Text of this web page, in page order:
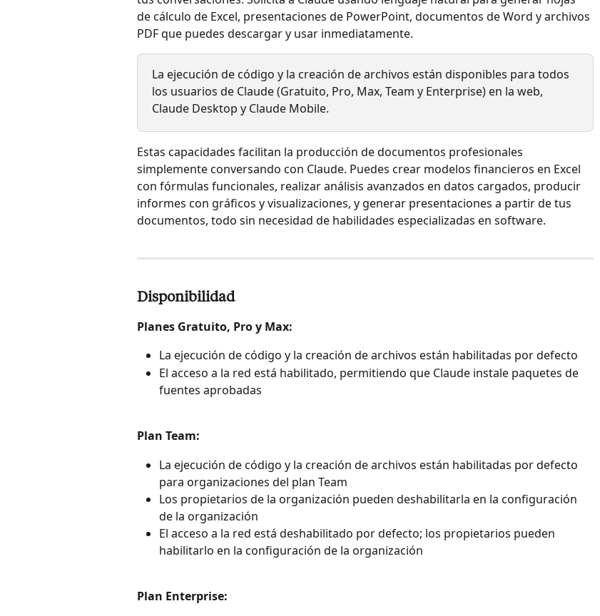
de cálculo de Excel, presentaciones de PowerPoint, documentos de Word y archivos
PDF que puedes descargar y usar inmediatamente.
La ejecución de código y la creación de archivos están disponibles para todos
los usuarios de Claude (Gratuito, Pro, Max, Team y Enterprise) en la web,
Claude Desktop y Claude Mobile.
Estas capacidades facilitan la producción de documentos profesionales
simplemente conversando con Claude. Puedes crear modelos financieros en Excel
con fórmulas funcionales, realizar análisis avanzados en datos cargados, producir
informes con gráficos y visualizaciones, y generar presentaciones a partir de tus
documentos, todo sin necesidad de habilidades especializadas en software.
Disponibilidad
Planes Gratuito, Pro y Max:
La ejecución de código y la creación de archivos están habilitadas por defecto
El acceso a la red está habilitado, permitiendo que Claude instale paquetes de
fuentes aprobadas
Plan Team:
La ejecución de código y la creación de archivos están habilitadas por defecto
para organizaciones del plan Team
Los propietarios de la organización pueden deshabilitarla en la configuración
de la organización
El acceso a la red está deshabilitado por defecto; los propietarios pueden
habilitarlo en la configuración de la organización
Plan Enterprise: